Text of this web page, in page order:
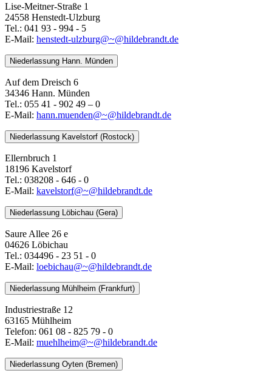
Lise-Meitner-Straße 1
24558 Henstedt-Ulzburg
Tel.: 041 93 - 994 - 5
E-Mail: henstedt-ulzburg@~@hildebrandt.de
Niederlassung Hann. Münden
Auf dem Dreisch 6
34346 Hann. Münden
Tel.: 055 41 - 902 49 – 0
E-Mail: ​​​​​​​hann.muenden@~@hildebrandt.de
Niederlassung Kavelstorf (Rostock)
Ellernbruch 1
18196 Kavelstorf
Tel.: 038208 - 646 - 0
E-Mail: kavelstorf@~@hildebrandt.de
Niederlassung Löbichau (Gera)
Saure Allee 26 e
04626 Löbichau
Tel.: 034496 - 23 51 - 0
E-Mail: loebichau@~@hildebrandt.de
Niederlassung Mühlheim (Frankfurt)
Industriestraße 12
63165 Mühlheim
Telefon: 061 08 - 825 79 - 0
E-Mail: muehlheim@~@hildebrandt.de
Niederlassung Oyten (Bremen)